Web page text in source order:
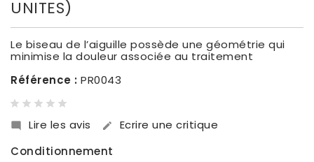
UNITES)
Le biseau de l’aiguille possède une géométrie qui
minimise la douleur associée au traitement
Référence : PR0043
 Lire les avis 
Ecrire une critique
Conditionnement